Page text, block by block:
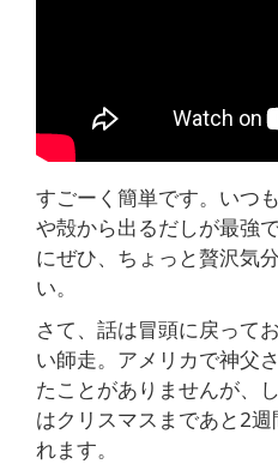
すごーく簡単です。いつ
や殻から出るだしが最強
にぜひ、ちょっと贅沢気
い。
さて、話は冒頭に戻って
い師走。アメリカで神父
たことがありませんが、
はクリスマスまであと2
れます。